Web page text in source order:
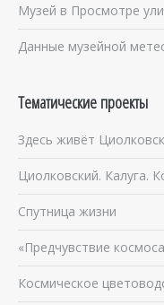
Музей в Просмотре
Данные музейной
Тематические проекты
Здесь живёт
Циолковский. Калуга.
Спутница жизни
«Предчувствие
Космическое